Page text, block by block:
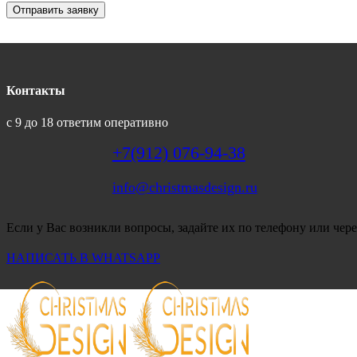
Отправить заявку
Контакты
с 9 до 18 ответим оперативно
+7(912) 076-94-38
info@christmasdesign.ru
Если у Вас возникли вопросы, задайте их по телефону или
НАПИСАТЬ В WHATSAPP